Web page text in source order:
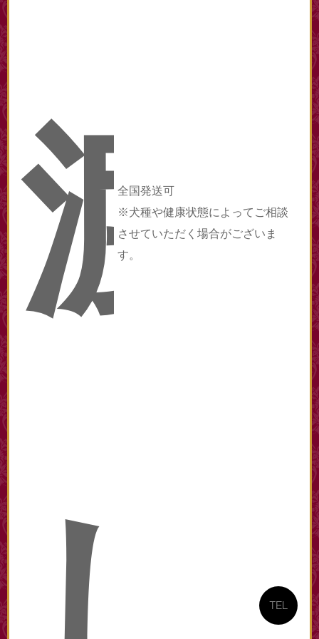
渡
全国発送可
※犬種や健康状態によってご相談
させていただく場合がございま
す。
TEL